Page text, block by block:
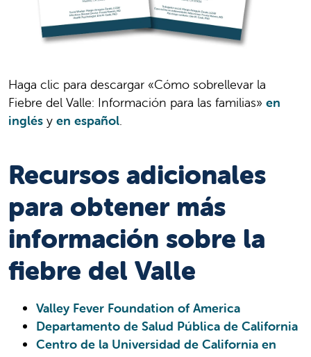
Haga clic para descargar «Cómo sobrellevar la
Fiebre del Valle: Información para las familias» en
inglés y en español.
Recursos adicionales
para obtener más
información sobre la
fiebre del Valle
Valley Fever Foundation of America
Departamento de Salud Pública de California
Centro de la Universidad de California en